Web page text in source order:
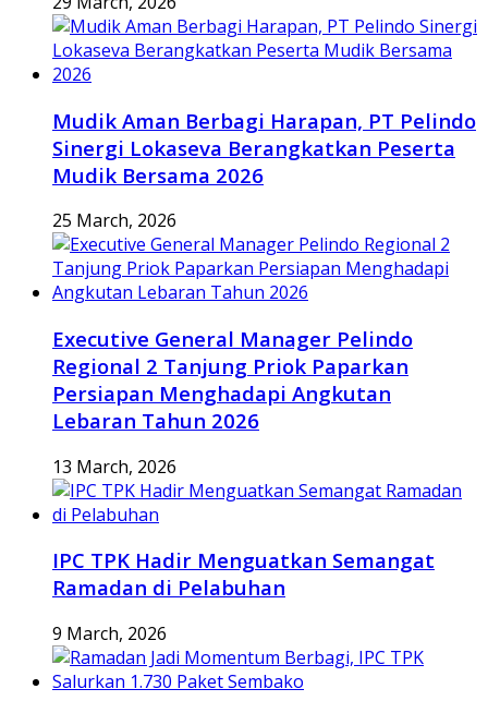
Mudik Aman Berbagi Harapan, PT Pelindo
Sinergi Lokaseva Berangkatkan Peserta
Mudik Bersama 2026
25 March, 2026
Executive General Manager Pelindo
Regional 2 Tanjung Priok Paparkan
Persiapan Menghadapi Angkutan
Lebaran Tahun 2026
13 March, 2026
IPC TPK Hadir Menguatkan Semangat
Ramadan di Pelabuhan
9 March, 2026